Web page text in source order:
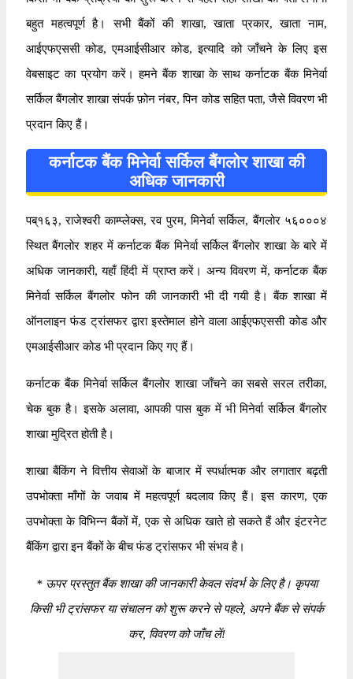
बहुत महत्वपूर्ण है। सभी बैंकों की शाखा, खाता प्रकार, खाता नाम,
आईएफएससी कोड, एमआईसीआर कोड, इत्यादि को जाँचने के लिए इस
वेबसाइट का प्रयोग करें। हमने बैंक शाखा के साथ कर्नाटक बैंक मिनेर्वा
सर्किल बैंगलोर शाखा संपर्क फ़ोन नंबर, पिन कोड सहित पता, जैसे विवरण भी
प्रदान किए हैं।
कर्नाटक बैंक मिनेर्वा सर्किल बैंगलोर शाखा की
अधिक जानकारी
पब्१६३, राजेश्वरी काम्प्लेक्स, रव पुरम, मिनेर्वा सर्किल, बैंगलोर ५६०००४
स्थित बैंगलोर शहर में कर्नाटक बैंक मिनेर्वा सर्किल बैंगलोर शाखा के बारे में
अधिक जानकारी, यहाँ हिंदी में प्राप्त करें। अन्य विवरण में, कर्नाटक बैंक
मिनेर्वा सर्किल बैंगलोर फोन की जानकारी भी दी गयी है। बैंक शाखा में
ऑनलाइन फंड ट्रांसफर द्वारा इस्तेमाल होने वाला आईएफएससी कोड और
एमआईसीआर कोड भी प्रदान किए गए हैं।
कर्नाटक बैंक मिनेर्वा सर्किल बैंगलोर शाखा जाँचने का सबसे सरल तरीका,
चेक बुक है। इसके अलावा, आपकी पास बुक में भी मिनेर्वा सर्किल बैंगलोर
शाखा मुद्रित होती है।
शाखा बैंकिंग ने वित्तीय सेवाओं के बाजार में स्पर्धात्मक और लगातार बढ़ती
उपभोक्ता माँगों के जवाब में महत्वपूर्ण बदलाव किए हैं। इस कारण, एक
उपभोक्ता के विभिन्न बैंकों में, एक से अधिक खाते हो सकते हैं और इंटरनेट
बैंकिंग द्वारा इन बैंकों के बीच फंड ट्रांसफर भी संभव है।
*ऊपर प्रस्तुत बैंक शाखा की जानकारी केवल संदर्भ के लिए है। कृपया
किसी भी ट्रांसफर या संचालन को शुरू करने से पहले, अपने बैंक से संपर्क
कर, विवरण को जाँच लें!